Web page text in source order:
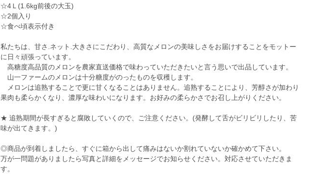
☆4Ｌ(1.6kg前後の大玉)
☆2個入り
☆食べ頃表示付き
私たちは、甘さ.ネット.大きさにこだわり、高質なメロンの美味しさをお届けすることをモットー
に日々頑張っています。
高糖度高品質のメロンを農家直送価格で味わっていただきたいと言う思いで出品しています。
山一ファームのメロンは十分糖度がのったものを収穫します。
メロンは追熟することで更に甘くなることはありません。追熟することにより、芳醇さが加わり
果肉も柔らかくなり、濃厚な味わいになります。お好みの柔らかさでお召し上がりください。
★ 追熟期間が長すぎると腐敗していくので、ご注意ください。(発酵して舌がビリビリしたり、苦
味が出てきます。)
◎商品が到着しましたら、すぐに箱から出して痛みはないか割れていないか確かめて下さい。
万が一問題がありましたら写真と詳細をメッセージでお知らせください。対応させていただきま
す。